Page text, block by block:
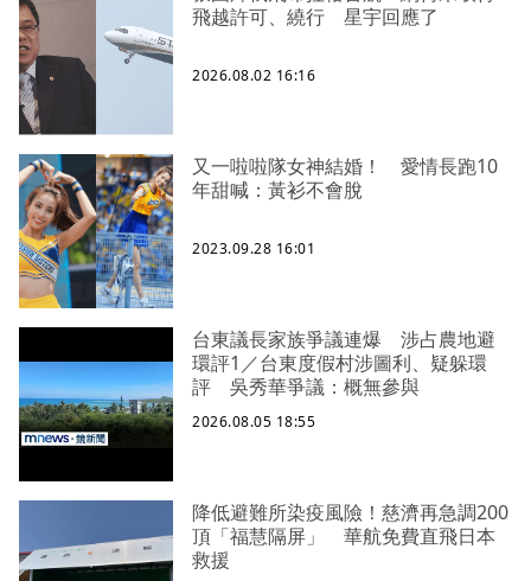
飛越許可、繞行 星宇回應了
2026.08.02 16:16
又一啦啦隊女神結婚！ 愛情長跑10
年甜喊：黃衫不會脫
2023.09.28 16:01
台東議長家族爭議連爆 涉占農地避
環評1／台東度假村涉圖利、疑躲環
評 吳秀華爭議：概無參與
2026.08.05 18:55
降低避難所染疫風險！慈濟再急調200
頂「福慧隔屏」 華航免費直飛日本
救援